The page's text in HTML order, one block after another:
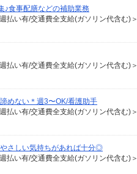
♪食事配膳などの補助業務
い有/交通費全支給(ガソリン代含む)＞
い有/交通費全支給(ガソリン代含む)＞
めない＊週3〜OK/看護助手
い有/交通費全支給(ガソリン代含む)＞
さしい気持ちがあれば十分◎
い有/交通費全支給(ガソリン代含む)＞